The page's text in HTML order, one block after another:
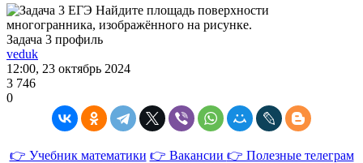
Задача 3 профиль
veduk
12:00, 23 октябрь 2024
3 746
0
👉 Учебник математики 👉 Вакансии 👉 Полезные телеграм